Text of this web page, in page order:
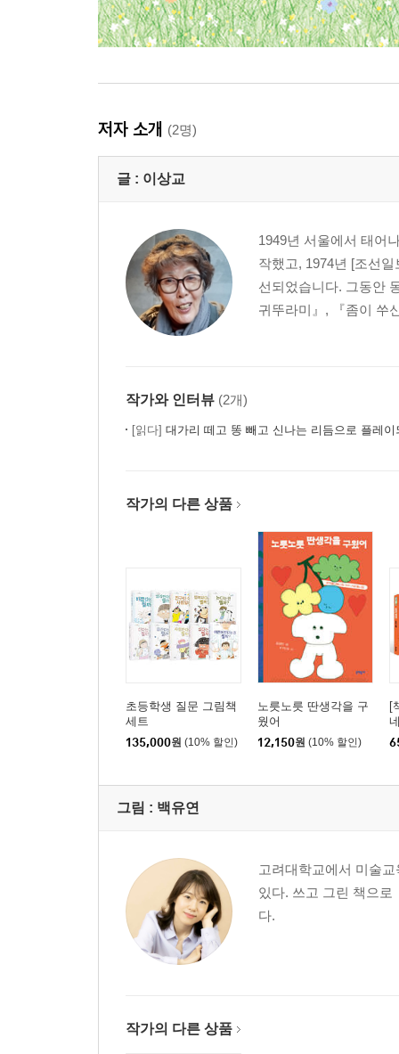
저자 소개 (2명)
글 : 이상교
1949년 서울에서 태어
작했고, 1974년 [조선
선되었습니다. 그동안
귀뚜라미』, 『좀이 쑤
작가와 인터뷰 (2개)
[읽다] 대가리 떼고 똥 빼고 신나는 리듬으로 플레
작가의 다른 상품
초등학생 질문 그림책
세트
135,000원 (10% 할인)
노릇노릇 딴생각을 구
웠어
12,150원 (10% 할인)
[
그림 : 백유연
고려대학교에서 미술
있다. 쓰고 그린 책으
다.
작가의 다른 상품